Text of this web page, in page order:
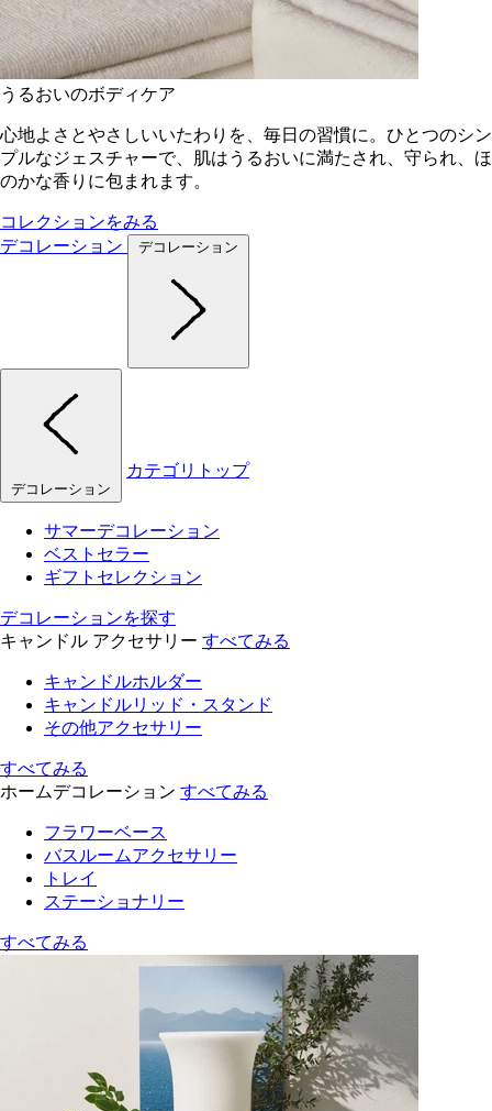
うるおいのボディケア
心地よさとやさしいいたわりを、毎日の習慣に。ひとつのシン
プルなジェスチャーで、肌はうるおいに満たされ、守られ、ほ
のかな香りに包まれます。
コレクションをみる
デコレーション
デコレーション
デコレーション
カテゴリトップ
サマーデコレーション
ベストセラー
ギフトセレクション
デコレーションを探す
キャンドル アクセサリー すべてみる
キャンドルホルダー
キャンドルリッド・スタンド
その他アクセサリー
すべてみる
ホームデコレーション すべてみる
フラワーベース
バスルームアクセサリー
トレイ
ステーショナリー
すべてみる